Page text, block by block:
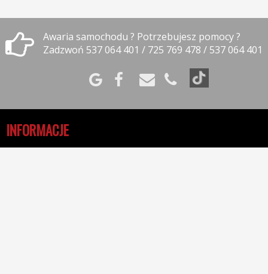
Awaria samochodu ? Potrzebujesz pomocy ?
Zadzwoń 537 064 401 / 725 769 478 / 537 064 401
INFORMACJE
Polityka prywatności